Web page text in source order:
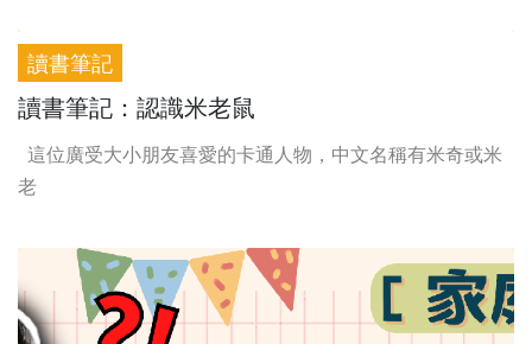
讀書筆記
讀書筆記：認識米老鼠
這位廣受大小朋友喜愛的卡通人物，中文名稱有米奇或米
老